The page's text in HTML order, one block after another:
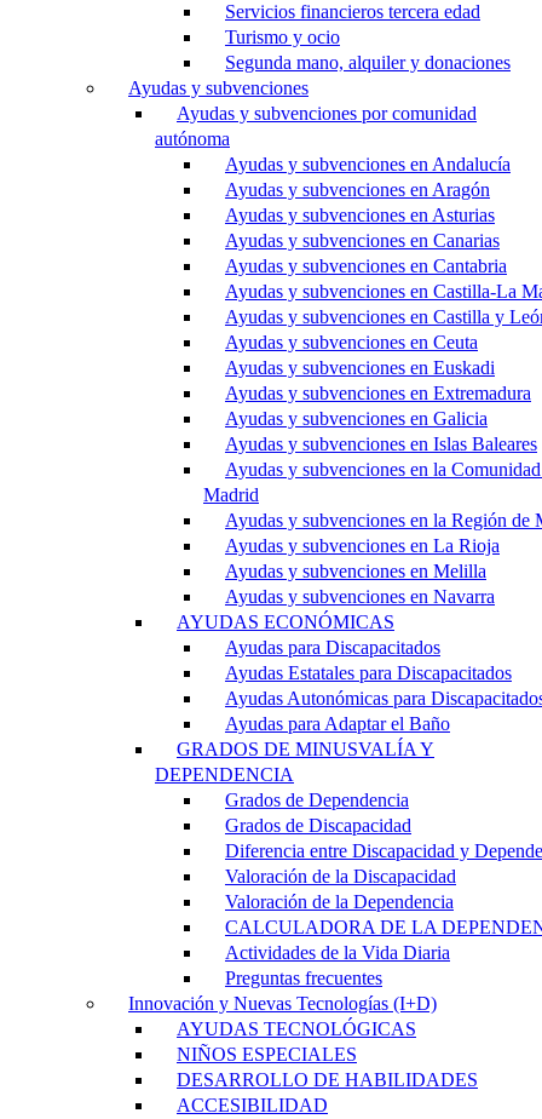
Servicios financieros tercera edad
Turismo y ocio
Segunda mano, alquiler y donaciones
Ayudas y subvenciones
Ayudas y subvenciones por comunidad
autónoma
Ayudas y subvenciones en Andalucía
Ayudas y subvenciones en Aragón
Ayudas y subvenciones en Asturias
Ayudas y subvenciones en Canarias
Ayudas y subvenciones en Cantabria
Ayudas y subvenciones en Castilla-La
Ayudas y subvenciones en Castilla y
Ayudas y subvenciones en Ceuta
Ayudas y subvenciones en Euskadi
Ayudas y subvenciones en Extremadura
Ayudas y subvenciones en Galicia
Ayudas y subvenciones en Islas Baleares
Ayudas y subvenciones en la
Madrid
Ayudas y subvenciones en la Región de
Ayudas y subvenciones en La Rioja
Ayudas y subvenciones en Melilla
Ayudas y subvenciones en Navarra
AYUDAS ECONÓMICAS
Ayudas para Discapacitados
Ayudas Estatales para Discapacitados
Ayudas Autonómicas para
Ayudas para Adaptar el Baño
GRADOS DE MINUSVALÍA Y
DEPENDENCIA
Grados de Dependencia
Grados de Discapacidad
Diferencia entre Discapacidad y
Valoración de la Discapacidad
Valoración de la Dependencia
CALCULADORA DE LA
Actividades de la Vida Diaria
Preguntas frecuentes
Innovación y Nuevas Tecnologías (I+D)
AYUDAS TECNOLÓGICAS
NIÑOS ESPECIALES
DESARROLLO DE HABILIDADES
ACCESIBILIDAD